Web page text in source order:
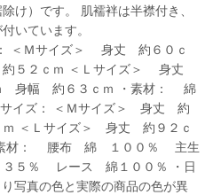
け）です。 肌襦袢は半襟付き、
いています。
＜Ｍサイズ＞ 身丈 約６０ｃ
２ｃｍ ＜Ｌサイズ＞ 身丈
身幅 約６３ｃｍ ・素材： 綿
サイズ： ＜Ｍサイズ＞ 身丈 約
＜Ｌサイズ＞ 身丈 約９２ｃ
材： 腰布 綿 １００％ 主生
５％ レース 綿１００％ ・日
写真の色と実際の商品の色が異